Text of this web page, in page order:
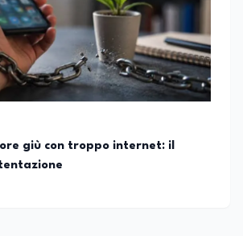
giù con troppo internet: il